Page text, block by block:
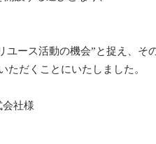
ユース活動の機会”と捉え、そ
ただくことにいたしました。
社様